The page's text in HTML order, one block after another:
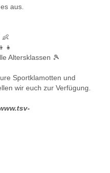
aus.
👶
Altersklassen 🎾
Sportklamotten und
wir euch zur Verfügung.